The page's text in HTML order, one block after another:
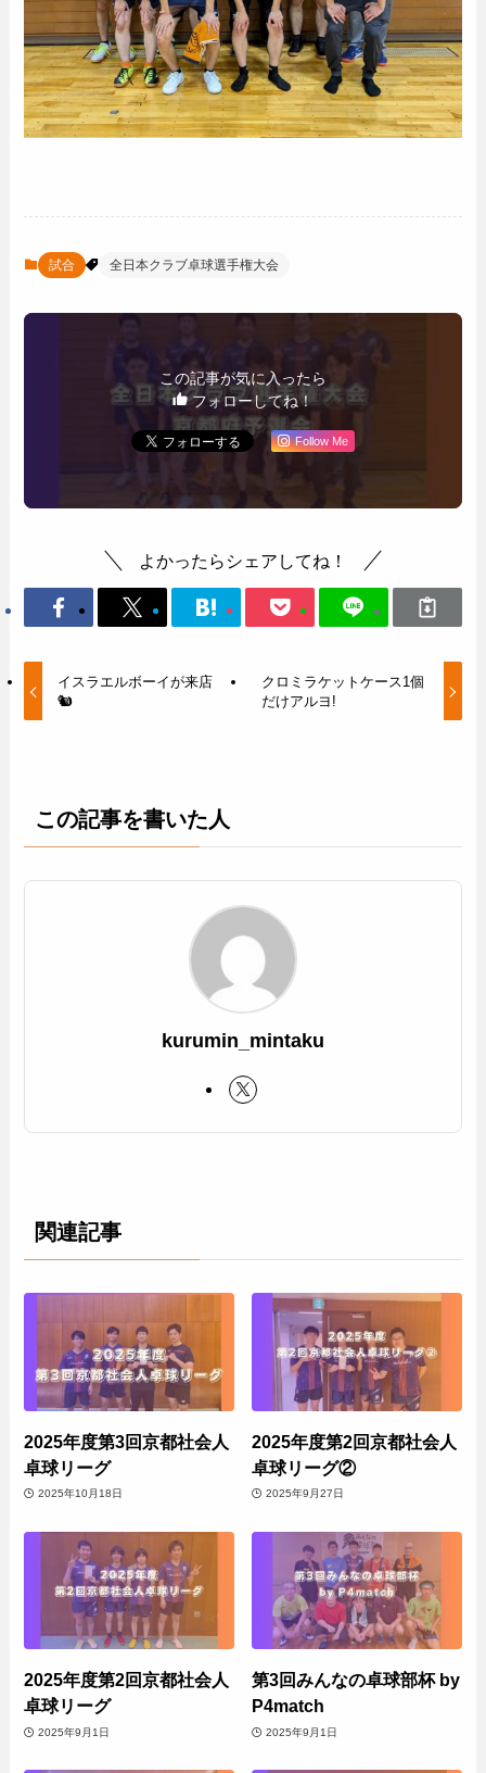
試合 全日本クラブ卓球選手権大会
この記事が気に入ったら
フォローしてね！
Follow Me
よかったらシェアしてね！
イスラエルボーイが来店
🐿
クロミラケットケース1個
だけアルヨ!
この記事を書いた人
kurumin_mintaku
関連記事
2025年度第3回京都社会人
卓球リーグ
2025年10月18日
2025年度第2回京都社会人
卓球リーグ②
2025年9月27日
2025年度第2回京都社会人
卓球リーグ
2025年9月1日
第3回みんなの卓球部杯 by
P4match
2025年9月1日